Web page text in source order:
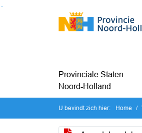
Ga naar de inhoud van deze pagina
Ga naar het zoeken
Provinciale Staten
Noord-Holland
U bevindt zich hier: Home